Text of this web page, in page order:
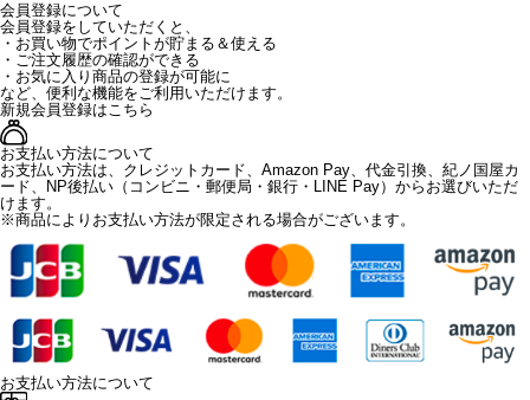
会員登録について
会員登録をしていただくと、
・お買い物でポイントが貯まる＆使える
・ご注文履歴の確認ができる
・お気に入り商品の登録が可能に
など、便利な機能をご利用いただけます。
新規会員登録はこちら
お支払い方法について
お支払い方法は、クレジットカード、Amazon Pay、代金引換、紀ノ国屋カ
ード、NP後払い（コンビニ・郵便局・銀行・LINE Pay）からお選びいただ
けます。
※商品によりお支払い方法が限定される場合がございます。
お支払い方法について